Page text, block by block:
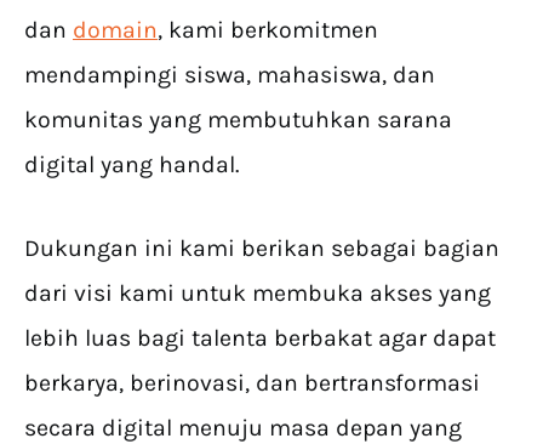
dan domain, kami berkomitmen
mendampingi siswa, mahasiswa, dan
komunitas yang membutuhkan sarana
digital yang handal.
Dukungan ini kami berikan sebagai bagian
dari visi kami untuk membuka akses yang
lebih luas bagi talenta berbakat agar dapat
berkarya, berinovasi, dan bertransformasi
secara digital menuju masa depan yang